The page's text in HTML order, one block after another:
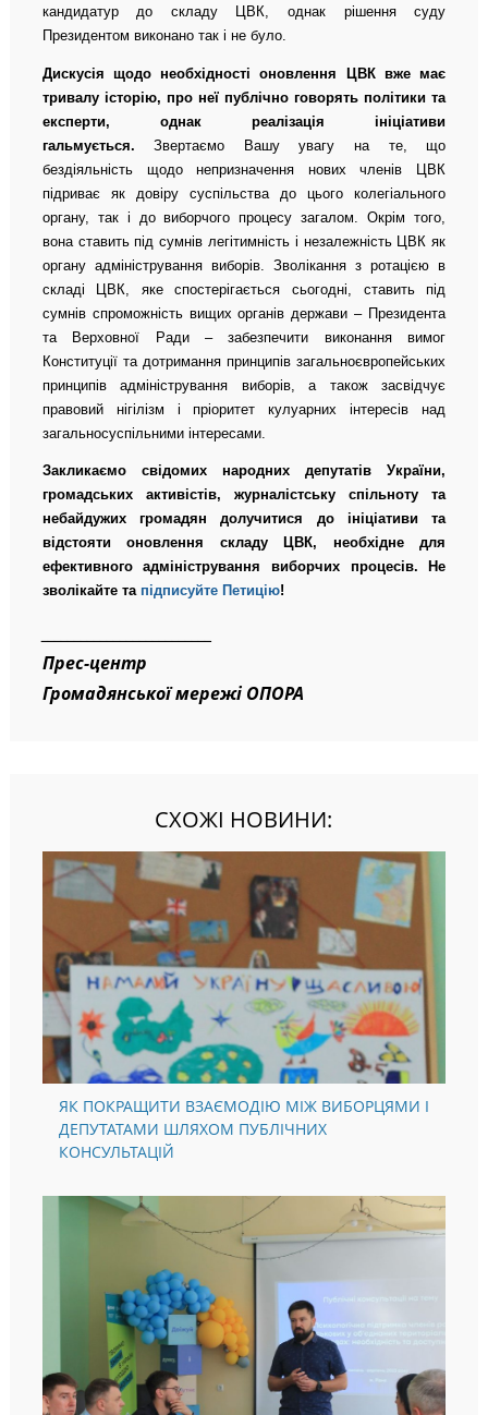
кандидатур до складу ЦВК, однак рішення суду
Президентом виконано так і не було.
Дискусія щодо необхідності оновлення ЦВК вже має
тривалу історію, про неї публічно говорять політики та
експерти, однак реалізація ініціативи
гальмується. Звертаємо Вашу увагу на те, що
бездіяльність щодо непризначення нових членів ЦВК
підриває як довіру суспільства до цього колегіального
органу, так і до виборчого процесу загалом. Окрім того,
вона ставить під сумнів легітимність і незалежність ЦВК як
органу адміністрування виборів. Зволікання з ротацією в
складі ЦВК, яке спостерігається сьогодні, ставить під
сумнів спроможність вищих органів держави – Президента
та Верховної Ради – забезпечити виконання вимог
Конституції та дотримання принципів загальноєвропейських
принципів адміністрування виборів, а також засвідчує
правовий нігілізм і пріоритет кулуарних інтересів над
загальносуспільними інтересами.
Закликаємо свідомих народних депутатів України,
громадських активістів, журналістську спільноту та
небайдужих громадян долучитися до ініціативи та
відстояти оновлення складу ЦВК, необхідне для
ефективного адміністрування виборчих процесів. Не
зволікайте та підписуйте Петицію!
Прес-центр
Громадянської мережі ОПОРА
СХОЖІ НОВИНИ:
ЯК ПОКРАЩИТИ ВЗАЄМОДІЮ МІЖ ВИБОРЦЯМИ І
ДЕПУТАТАМИ ШЛЯХОМ ПУБЛІЧНИХ
КОНСУЛЬТАЦІЙ